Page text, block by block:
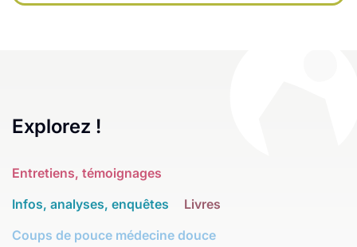
Explorez !
Entretiens, témoignages
Infos, analyses, enquêtes
Livres
Coups de pouce médecine douce